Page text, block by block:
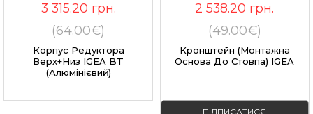
3 315.20 грн.
(64.00€)
Корпус Редуктора
Верх+низ IGEA BT
(алюмінієвий)
2 538.20 грн.
(49.00€)
Кронштейн (монтажна
Основа До Стовпа) IGEA
ПІДПИСАТИСЯ